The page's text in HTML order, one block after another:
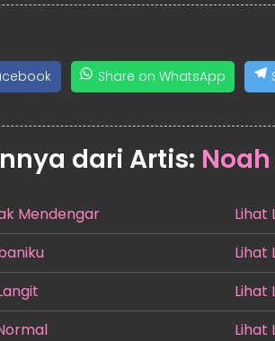
Share on WhatsApp
dari Artis: Noah
Mendengar
Lihat
Lihat
Lihat
Lihat